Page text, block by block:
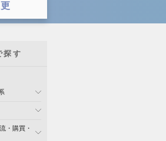
探す
・購買・